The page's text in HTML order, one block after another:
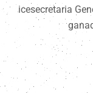
icesecretaria